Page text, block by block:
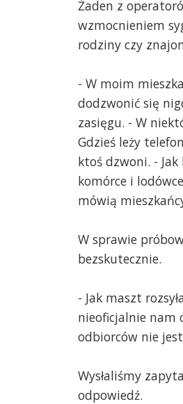
Żaden z
wzmocnieniem
rodziny czy
- W moim
dodzwonić się
zasięgu. - W
Gdzieś leży
ktoś dzwoni. -
komórce i
mówią
W sprawie
bezskutecznie.
- Jak maszt
nieoficjalnie nam
odbiorców nie
Wysłaliśmy
odpowiedź.